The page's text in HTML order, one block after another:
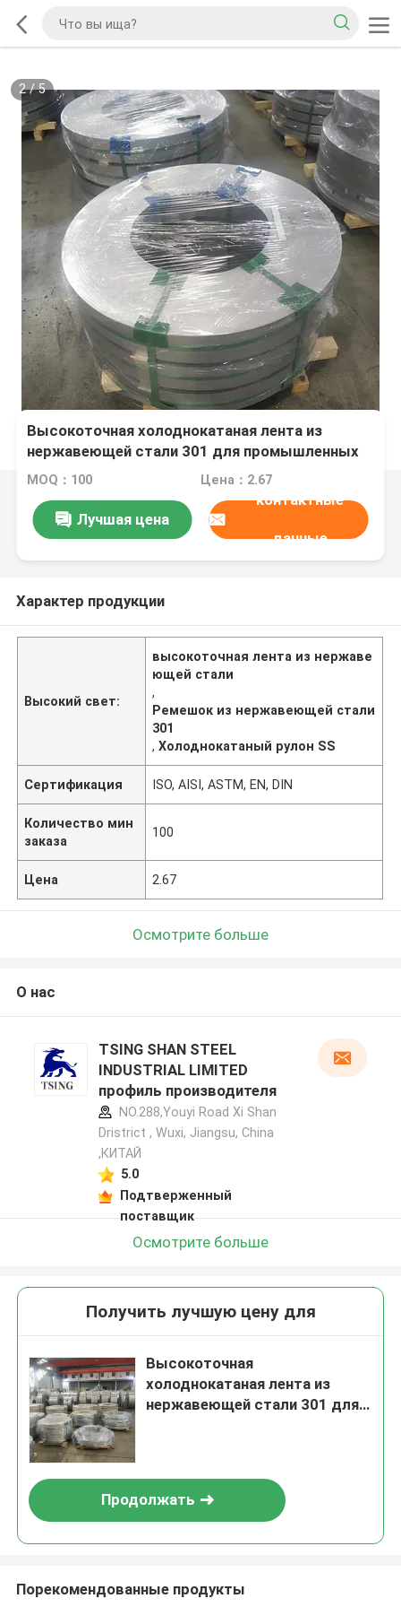
2/5
Высокоточная холоднокатаная лента из
нержавеющей стали 301 для промышленных
применений
MOQ：100 Цена：2.67
Лучшая цена
контактные
данные
Характер продукции
Высокий свет:
высокоточная лента из нержаве
ющей стали
,
Ремешок из нержавеющей стали
301
,Холоднокатаный рулон SS
Сертификация ISO, AISI, ASTM, EN, DIN
Количество мин
заказа
100
Цена 2.67
Осмотрите больше
О нас
TSING SHAN STEEL
INDUSTRIAL LIMITED
профиль производителя
NO.288,Youyi Road Xi Shan
Dristrict , Wuxi, Jiangsu, China
,КИТАЙ
5.0
Подтверженный
поставщик
Осмотрите больше
Получить лучшую цену для
Высокоточная
холоднокатаная лента из
нержавеющей стали 301 для
Продолжать
Порекомендованные продукты